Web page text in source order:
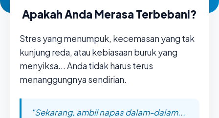
Apakah Anda Merasa Terbebani?
Stres yang menumpuk, kecemasan yang tak
kunjung reda, atau kebiasaan buruk yang
menyiksa... Anda tidak harus terus
menanggungnya sendirian.
"Sekarang, ambil napas dalam-dalam...